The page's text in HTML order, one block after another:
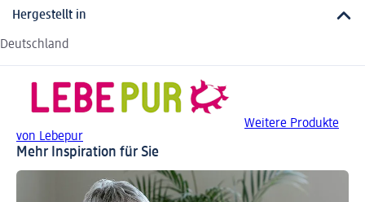
Hergestellt in
Deutschland
Weitere Produkte
von Lebepur
Mehr Inspiration für Sie